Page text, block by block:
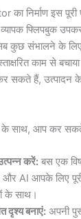
निर्माण इस पूरी
फ्लिपबुक
कुछ संभालने के लिए
काम से
सकते हैं, उत्पादन
के साथ, आप कर
करें: बस एक
और AI आपके लिए
के साथ।
दृश्य बनाएं: अपनी